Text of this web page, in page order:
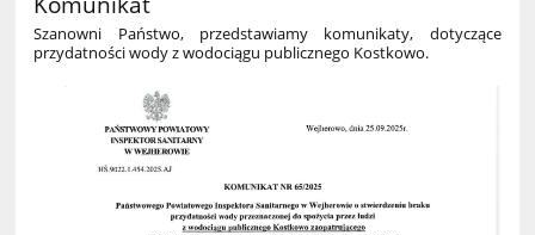
Szanowni Państwo, przedstawiamy komunikaty, dotyczące
przydatności wody z wodociągu publicznego Kostkowo.